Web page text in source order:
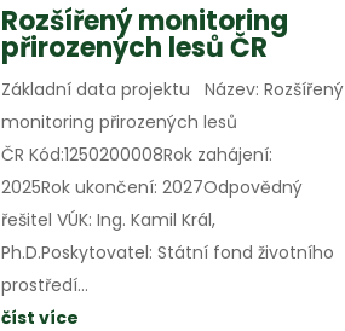
Rozšířený monitoring
přirozených lesů ČR
Základní data projektu Název: Rozšířený
monitoring přirozených lesů
ČR Kód:1250200008Rok zahájení:
2025Rok ukončení: 2027Odpovědný
řešitel VÚK: Ing. Kamil Král,
Ph.D.Poskytovatel: Státní fond životního
prostředí...
číst více